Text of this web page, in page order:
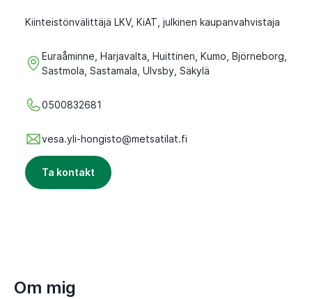
Kiinteistönvälittäjä LKV, KiAT, julkinen kaupanvahvistaja
Euraåminne, Harjavalta, Huittinen, Kumo, Björneborg,
Sastmola, Sastamala, Ulvsby, Säkylä
0500832681
vesa.yli-hongisto@metsatilat.fi
Ta kontakt
Om mig